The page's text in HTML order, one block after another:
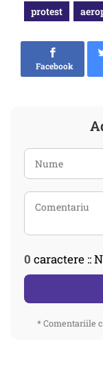
protest
Facebook
0 caractere ::
* Comentariile